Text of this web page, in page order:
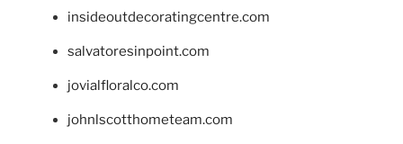
insideoutdecoratingcentre.com
salvatoresinpoint.com
jovialfloralco.com
johnlscotthometeam.com